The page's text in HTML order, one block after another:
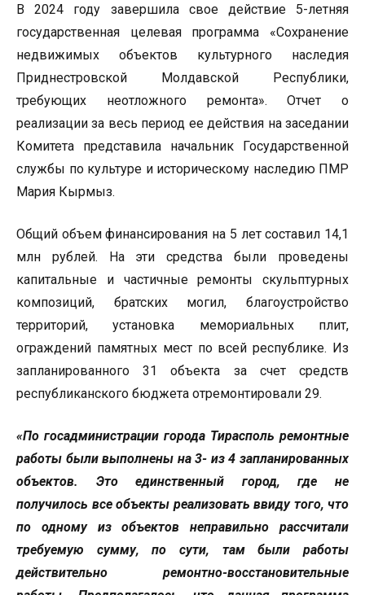
В 2024 году завершила свое действие 5-летняя
государственная целевая программа «Сохранение
недвижимых объектов культурного наследия
Приднестровской Молдавской Республики,
требующих неотложного ремонта». Отчет о
реализации за весь период ее действия на заседании
Комитета представила начальник Государственной
службы по культуре и историческому наследию ПМР
Мария Кырмыз.
Общий объем финансирования на 5 лет составил 14,1
млн рублей. На эти средства были проведены
капитальные и частичные ремонты скульптурных
композиций, братских могил, благоустройство
территорий, установка мемориальных плит,
ограждений памятных мест по всей республике. Из
запланированного 31 объекта за счет средств
республиканского бюджета отремонтировали 29.
«По госадминистрации города Тирасполь ремонтные
работы были выполнены на 3- из 4 запланированных
объектов. Это единственный город, где не
получилось все объекты реализовать ввиду того, что
по одному из объектов неправильно рассчитали
требуемую сумму, по сути, там были работы
действительно ремонтно-восстановительные